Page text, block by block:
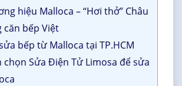
hiệu Malloca – “Hơi thở” Châu
căn bếp Việt
bếp từ Malloca tại TP.HCM
chọn Sửa Điện Tử Limosa để sửa